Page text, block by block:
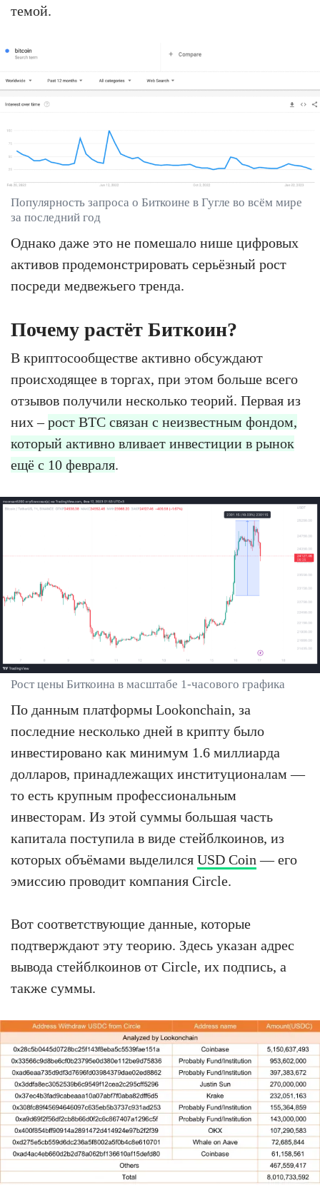
темой.
Популярность запроса о Биткоине в Гугле во всём мире
за последний год
Однако даже это не помешало нише цифровых
активов продемонстрировать серьёзный рост
посреди медвежьего тренда.
Почему растёт Биткоин?
В криптосообществе активно обсуждают
происходящее в торгах, при этом больше всего
отзывов получили несколько теорий. Первая из
них –рост BTC связан с неизвестным фондом,
который активно вливает инвестиции в рынок
ещё с 10 февраля.
Рост цены Биткоина в масштабе 1-часового графика
По данным платформы Lookonchain, за
последние несколько дней в крипту было
инвестировано как минимум 1.6 миллиарда
долларов, принадлежащих институционалам —
то есть крупным профессиональным
инвесторам. Из этой суммы большая часть
капитала поступила в виде стейблкоинов, из
которых объёмами выделился USD Coin — его
эмиссию проводит компания Circle.
Вот соответствующие данные, которые
подтверждают эту теорию. Здесь указан адрес
вывода стейблкоинов от Circle, их подпись, а
также суммы.